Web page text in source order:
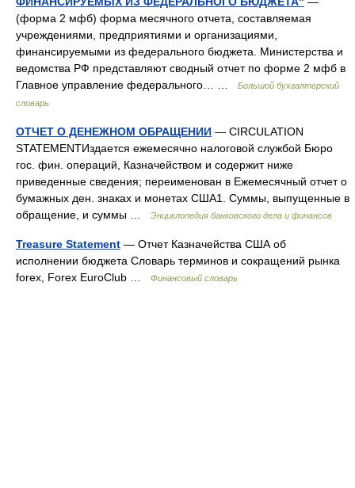
(форма 2 мфб) форма месячного отчета, составляемая
учреждениями, предприятиями и организациями,
финансируемыми из федерального бюджета. Министерства и
ведомства РФ представляют сводный отчет по форме 2 мфб в
Главное управление федерального… …
Большой бухгалтерский
словарь
ОТЧЕТ О ДЕНЕЖНОМ ОБРАЩЕНИИ — CIRCULATION
STATEMENTИздается ежемесячно налоговой службой Бюро
гос. фин. операций, Казначейством и содержит ниже
приведенные сведения; переименован в Ежемесячный отчет о
бумажных ден. знаках и монетах США1. Суммы, выпущенные в
обращение, и суммы …
Энциклопедия банковского дела и финансов
Treasure Statement — Отчет Казначейства США об
исполнении бюджета Словарь терминов и сокращений рынка
forex, Forex EuroClub …
Финансовый словарь